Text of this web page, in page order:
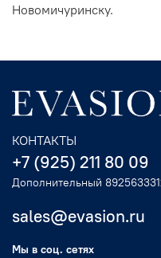
Новомичуринску.
КОНТАКТЫ
+7 (925) 211 80 09
Дополнительный
sales@evasion.ru
Мы в соц. сетях